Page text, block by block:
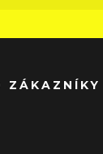
ZÁKAZNÍKY